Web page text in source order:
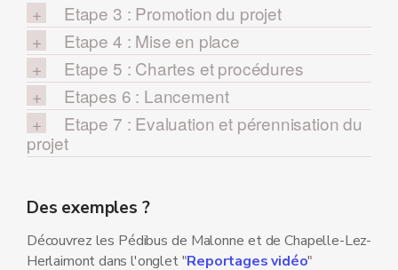
Etape 3 : Promotion du projet
Etape 4 : Mise en place
Etape 5 : Chartes et procédures
Etapes 6 : Lancement
Etape 7 : Evaluation et pérennisation du
projet
Des exemples ?
Découvrez les Pédibus de Malonne et de Chapelle-Lez-
Herlaimont dans l'onglet "Reportages vidéo"